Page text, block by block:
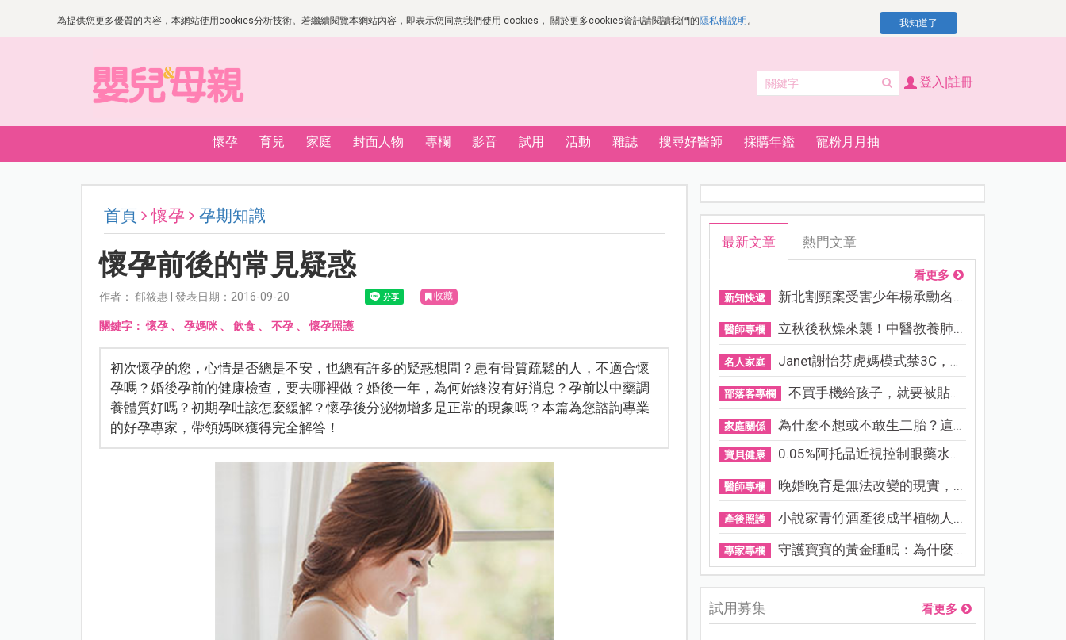
為提供您更多優質的內容，本網站使用cookies分析技術。若繼續閱覽本網站內容，即表示您同意我們使用 cookies， 關於更多cookies資訊請閱讀我們的隱私權說明 。 我知道了
登入|註冊
懷孕 育兒 家庭 封面人物 專欄 影音 試用 活動 雜誌 搜尋好醫師 採購年鑑 寵粉月月抽
首頁 懷孕 孕期知識
懷孕前後的常見疑惑
作者： 郁筱惠 | 發表日期：2016-09-20 收藏
關鍵字：懷孕、 孕媽咪、 飲食、 不孕、懷孕照護
初次懷孕的您，心情是否總是不安，也總有許多的疑惑想問？患有骨質疏鬆的人，不適合懷
孕嗎？婚後孕前的健康檢查，要去哪裡做？婚後一年，為何始終沒有好消息？孕前以中藥調
養體質好嗎？初期孕吐該怎麼緩解？懷孕後分泌物增多是正常的現象嗎？本篇為您諮詢專業
的好孕專家，帶領媽咪獲得完全解答！
最新文章 熱門文章
看更多
新知快遞 新北割頸案受害少年楊承勳名...
醫師專欄 立秋後秋燥來襲！中醫教養肺...
名人家庭 Janet謝怡芬虎媽模式禁3C，看...
部落客專欄 不買手機給孩子，就要被貼「...
家庭關係 為什麼不想或不敢生二胎？這8...
寶貝健康 0.05%阿托品近視控制眼藥水納...
醫師專欄 晚婚晚育是無法改變的現實，...
產後照護 小說家青竹酒產後成半植物人...
專家專欄 守護寶寶的黃金睡眠：為什麼...
試用募集 看更多